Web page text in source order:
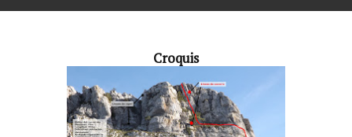
Skip to content
Croquis